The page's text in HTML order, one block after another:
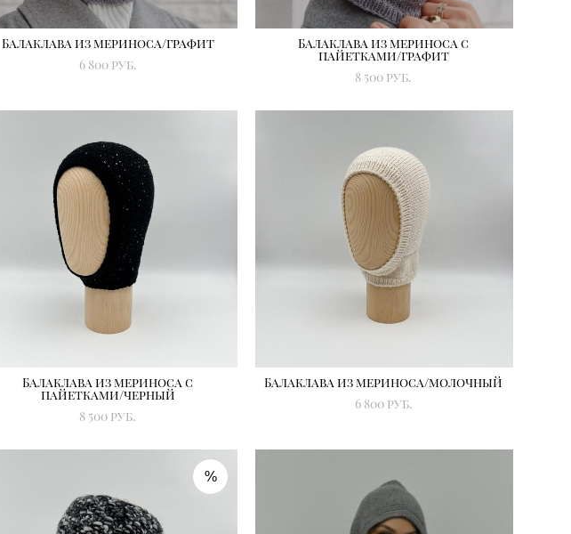
Балаклава из мериноса/графит
6 800 pуб.
Балаклава из мериноса с
пайетками/графит
8 500 pуб.
Балаклава из мериноса с
пайетками/черный
8 500 pуб.
Балаклава из мериноса/молочный
6 800 pуб.
%